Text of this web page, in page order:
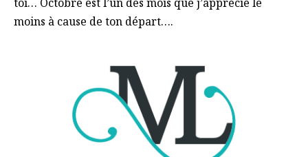
moins à cause de ton départ….